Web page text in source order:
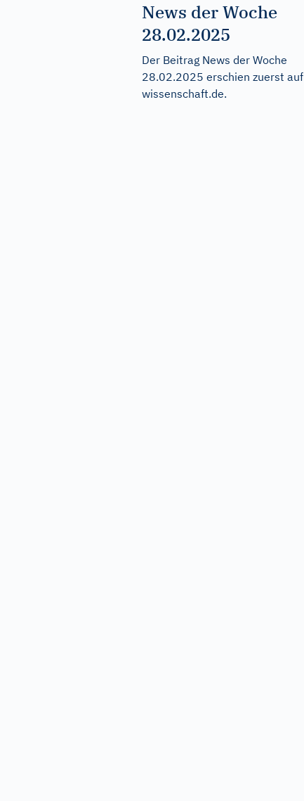
News der Woche
28.02.2025
Der Beitrag News der Woche
28.02.2025 erschien zuerst auf
wissenschaft.de.